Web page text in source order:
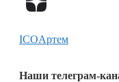
Наши телеграм-
ICOАртем